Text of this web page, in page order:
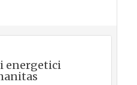
energetici